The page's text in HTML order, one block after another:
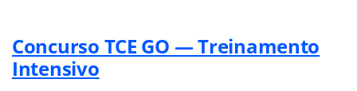
Concurso TCE GO — Treinamento
Intensivo